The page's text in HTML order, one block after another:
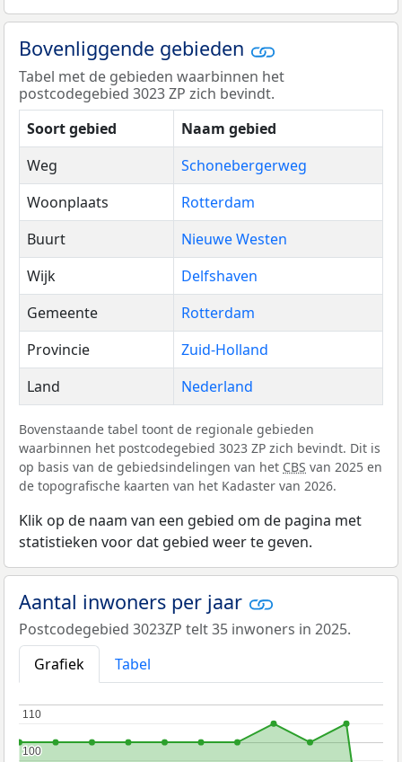
Bovenliggende gebieden
Tabel met de gebieden waarbinnen het
postcodegebied 3023 ZP zich bevindt.
Soort gebied
Naam gebied
Weg
Schonebergerweg
Woonplaats
Rotterdam
Buurt
Nieuwe Westen
Wijk
Delfshaven
Gemeente
Rotterdam
Provincie
Zuid-Holland
Land
Nederland
Bovenstaande tabel toont de regionale gebieden
waarbinnen het postcodegebied 3023 ZP zich bevindt. Dit is
op basis van de gebiedsindelingen van het CBS van 2025 en
de topografische kaarten van het Kadaster van 2026.
Klik op de naam van een gebied om de pagina met
statistieken voor dat gebied weer te geven.
Aantal inwoners per jaar
Postcodegebied 3023ZP telt 35 inwoners in 2025.
Grafiek
Tabel
100
100
110
110